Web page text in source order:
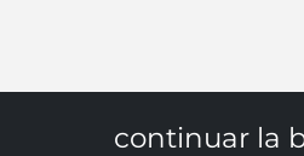
continuar la